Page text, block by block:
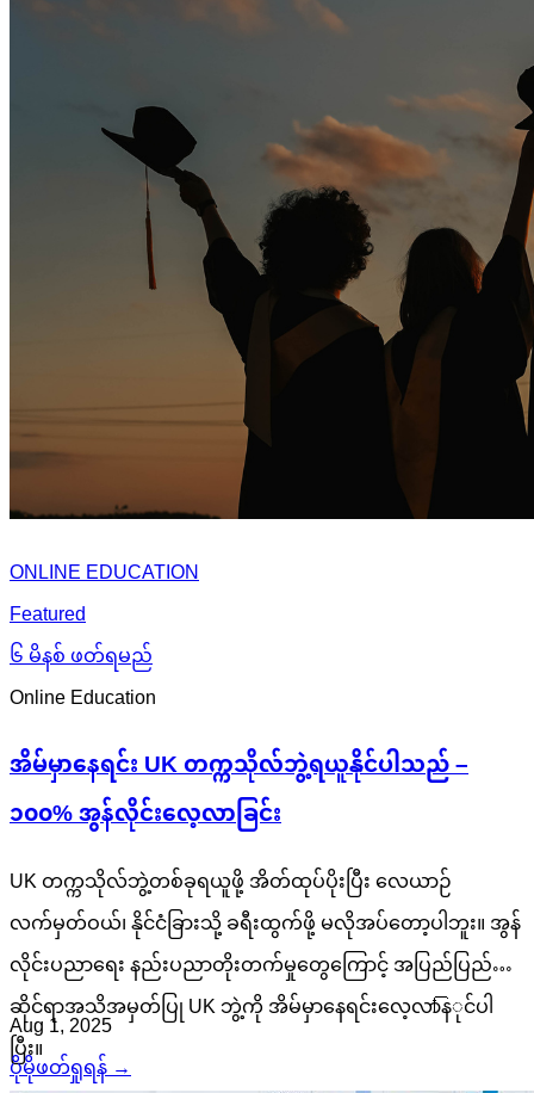
ONLINE EDUCATION
Featured
၆ မိနစ် ဖတ်ရမည်
Online Education
အိမ်မှာနေရင်း UK တက္ကသိုလ်ဘွဲ့ရယူနိုင်ပါသည် –
၁၀၀% အွန်လိုင်းလေ့လာခြင်း
UK တက္ကသိုလ်ဘွဲ့တစ်ခုရယူဖို့ အိတ်ထုပ်ပိုးပြီး လေယာဉ်
လက်မှတ်ဝယ်၊ နိုင်ငံခြားသို့ ခရီးထွက်ဖို့ မလိုအပ်တော့ပါဘူး။ အွန်
လိုင်းပညာရေး နည်းပညာတိုးတက်မှုတွေကြောင့် အပြည်ပြည်
ဆိုင်ရာအသိအမှတ်ပြု UK ဘွဲ့ကို အိမ်မှာနေရင်းလေ့လာနিုင်ပါ
ပြီး။
Aug 1, 2025
ပိုမိုဖတ်ရှုရန် →